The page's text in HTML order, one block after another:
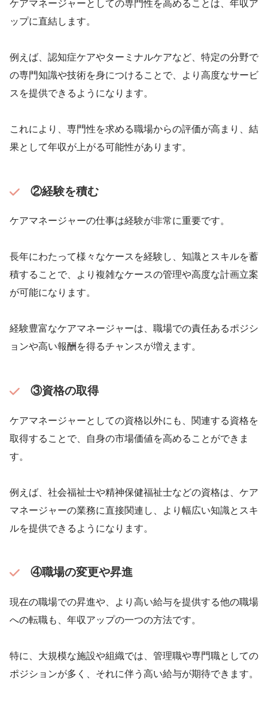
ケアマネージャーとしての専門性を高めることは、年収ア
ップに直結します。
例えば、認知症ケアやターミナルケアなど、特定の分野で
の専門知識や技術を身につけることで、より高度なサービ
スを提供できるようになります。
これにより、専門性を求める職場からの評価が高まり、結
果として年収が上がる可能性があります。
②経験を積む
ケアマネージャーの仕事は経験が非常に重要です。
長年にわたって様々なケースを経験し、知識とスキルを蓄
積することで、より複雑なケースの管理や高度な計画立案
が可能になります。
経験豊富なケアマネージャーは、職場での責任あるポジシ
ョンや高い報酬を得るチャンスが増えます。
③資格の取得
ケアマネージャーとしての資格以外にも、関連する資格を
取得することで、自身の市場価値を高めることができま
す。
例えば、社会福祉士や精神保健福祉士などの資格は、ケア
マネージャーの業務に直接関連し、より幅広い知識とスキ
ルを提供できるようになります。
④職場の変更や昇進
現在の職場での昇進や、より高い給与を提供する他の職場
への転職も、年収アップの一つの方法です。
特に、大規模な施設や組織では、管理職や専門職としての
ポジションが多く、それに伴う高い給与が期待できます。